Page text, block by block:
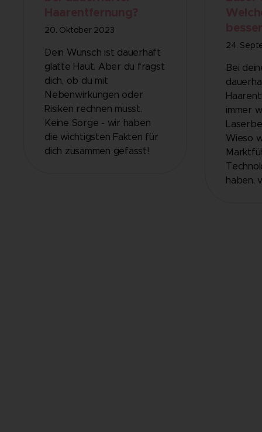
20. Oktober 2023
Dein Wunsch ist dauerhaft
glatte Haut. Aber du fragst
dich, ob du mit
Nebenwirkungen oder
Risiken rechnen musst.
Keine Sorge - wir haben
die wichtigsten Fakten für
dich zusammen gefasst!
24.
Bei
immer
Wieso
haben,